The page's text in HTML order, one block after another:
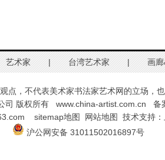
艺术家 | 台湾艺术家 | 画
点，不代表美术家书法家艺术网的立场，
司 版权所有 www.china-artist.com.cn 备
sitemap地图 网站地图 技术支持：
沪公网安备 31011502016897号